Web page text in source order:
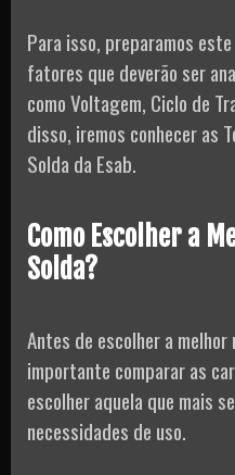
Para isso, preparamos
fatores que deverão ser
como Voltagem, Ciclo de
disso, iremos conhecer as
Solda da Esab.
Como Escolher a
Solda?
Antes de escolher a melhor
importante comparar as
escolher aquela que mais
necessidades de uso.